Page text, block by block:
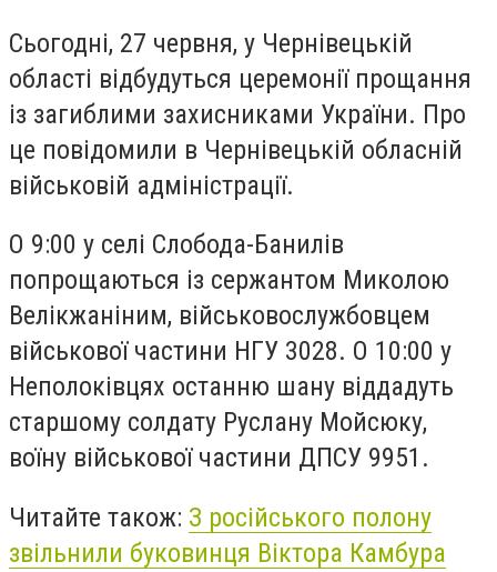
Сьогодні, 27 червня, у Чернівецькій
області відбудуться церемонії прощання
із загиблими захисниками України. Про
це повідомили в Чернівецькій обласній
військовій адміністрації.
О 9:00 у селі Слобода-Банилів
попрощаються із сержантом Миколою
Велікжаніним, військовослужбовцем
військової частини НГУ 3028. О 10:00 у
Неполоківцях останню шану віддадуть
старшому солдату Руслану Мойсюку,
воїну військової частини ДПСУ 9951.
Читайте також: З російського полону
звільнили буковинця Віктора Камбура